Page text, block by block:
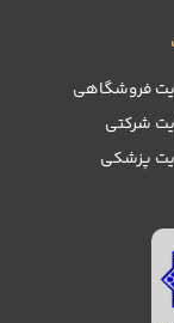
فروشگاهی
شرکتی
پزشکی